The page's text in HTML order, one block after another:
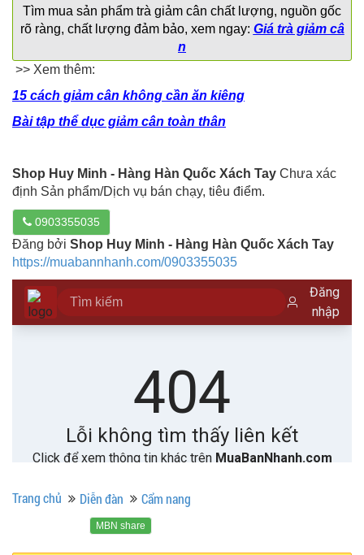
Tìm mua sản phẩm trà giảm cân chất lượng, nguồn gốc
rõ ràng, chất lượng đảm bảo, xem ngay: Giá trà giảm câ
n
>> Xem thêm:
15 cách giảm cân không cần ăn kiêng
Bài tập thể dục giảm cân toàn thân
Shop Huy Minh - Hàng Hàn Quốc Xách Tay Chưa xác
định Sản phẩm/Dịch vụ bán chạy, tiêu điểm.
0903355035
Đăng bởi Shop Huy Minh - Hàng Hàn Quốc Xách Tay
https://muabannhanh.com/0903355035
Trang chủ Diễn đàn Cẩm nang
MBN share